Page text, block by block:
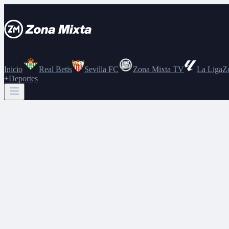
Inicio Real Betis Sevilla FC Zona Mixta TV La Liga
+Deportes